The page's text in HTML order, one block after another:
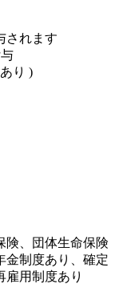
されます
り )
険、団体生命保険
金制度あり、確定
雇用制度あり